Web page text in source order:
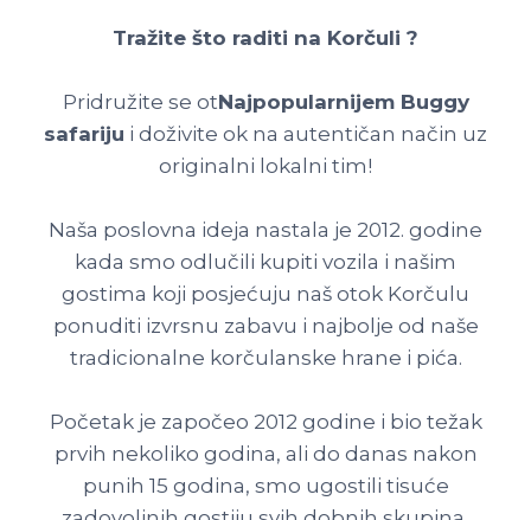
Tražite što raditi na Korčuli ?
Pridružite se otNajpopularnijem Buggy
safariju i doživite ok na autentičan način uz
originalni lokalni tim!
Naša poslovna ideja nastala je 2012. godine
kada smo odlučili kupiti vozila i našim
gostima koji posjećuju naš otok Korčulu
ponuditi izvrsnu zabavu i najbolje od naše
tradicionalne korčulanske hrane i pića.
Početak je započeo 2012 godine i bio težak
prvih nekoliko godina, ali do danas nakon
punih 15 godina, smo ugostili tisuće